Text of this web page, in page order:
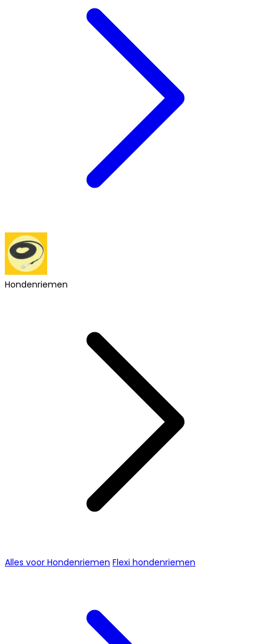
Hondenriemen
Alles voor Hondenriemen Flexi hondenriemen